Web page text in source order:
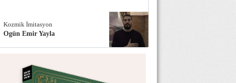
Kozmik İmitasyon
Ogün Emir Yayla